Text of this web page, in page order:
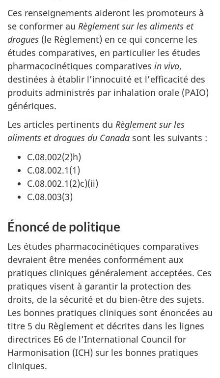
Ces renseignements aideront les promoteurs à
se conformer au Règlement sur les aliments et
drogues (le Règlement) en ce qui concerne les
études comparatives, en particulier les études
pharmacocinétiques comparatives in vivo,
destinées à établir l’innocuité et l’efficacité des
produits administrés par inhalation orale (PAIO)
génériques.
Les articles pertinents du Règlement sur les
aliments et drogues du Canada sont les suivants :
C.08.002(2)h)
C.08.002.1(1)
C.08.002.1(2)c)(ii)
C.08.003(3)
Énoncé de politique
Les études pharmacocinétiques comparatives
devraient être menées conformément aux
pratiques cliniques généralement acceptées. Ces
pratiques visent à garantir la protection des
droits, de la sécurité et du bien-être des sujets.
Les bonnes pratiques cliniques sont énoncées au
titre 5 du Règlement et décrites dans les lignes
directrices E6 de l’International Council for
Harmonisation (ICH) sur les bonnes pratiques
cliniques.